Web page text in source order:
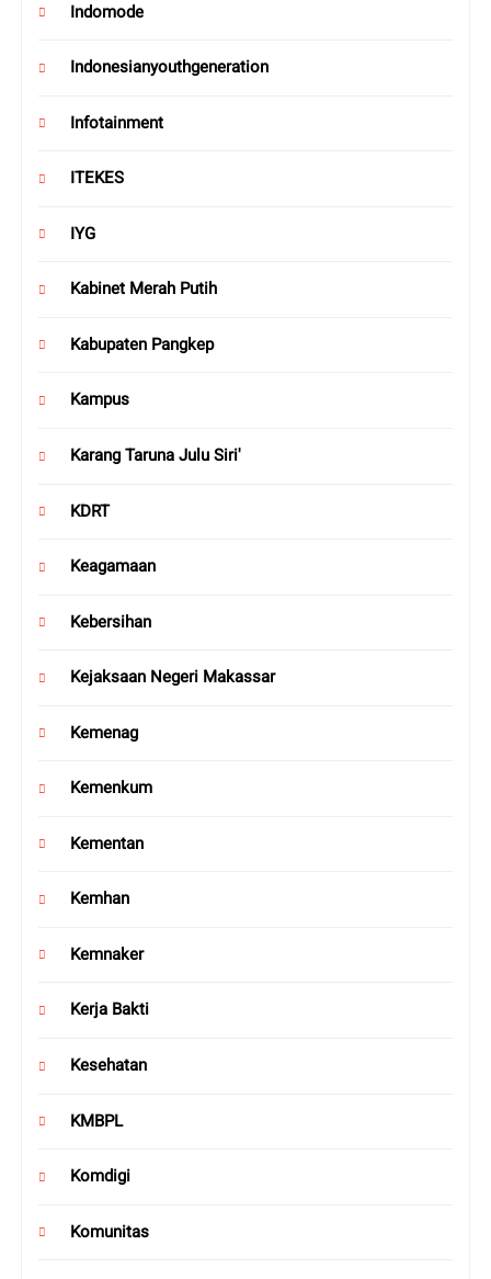
Indomode
Indonesianyouthgeneration
Infotainment
ITEKES
IYG
Kabinet Merah Putih
Kabupaten Pangkep
Kampus
Karang Taruna Julu Siri'
KDRT
Keagamaan
Kebersihan
Kejaksaan Negeri Makassar
Kemenag
Kemenkum
Kementan
Kemhan
Kemnaker
Kerja Bakti
Kesehatan
KMBPL
Komdigi
Komunitas